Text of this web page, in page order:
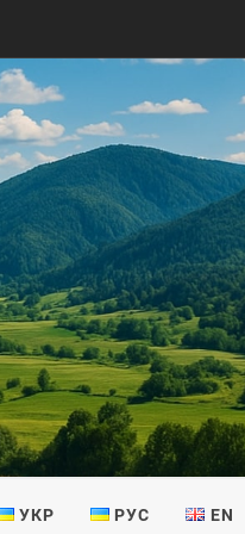
УКР РУС EN